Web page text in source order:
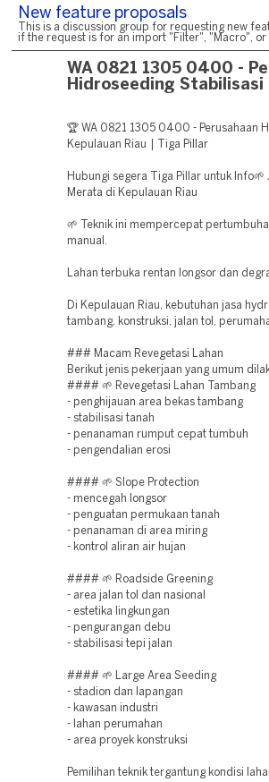
New feature proposals
This is a discussion group for requesting new
if the request is for an import "Filter", "Macro", or
WA 0821 1305 0400 -
Hidroseeding Stabilisasi
🏆 WA 0821 1305 0400 - Perusahaan
Kepulauan Riau | Tiga Pillar
Hubungi segera Tiga Pillar untuk
Merata di Kepulauan Riau
🌱 Teknik ini mempercepat
manual.
Lahan terbuka rentan longsor dan
Di Kepulauan Riau, kebutuhan jasa
tambang, konstruksi, jalan tol,
### Macam Revegetasi Lahan
Berikut jenis pekerjaan yang umum
#### 🌱 Revegetasi Lahan Tambang
- penghijauan area bekas tambang
- stabilisasi tanah
- penanaman rumput cepat tumbuh
- pengendalian erosi
#### 🌱 Slope Protection
- mencegah longsor
- penguatan permukaan tanah
- penanaman di area miring
- kontrol aliran air hujan
#### 🌱 Roadside Greening
- area jalan tol dan nasional
- estetika lingkungan
- pengurangan debu
- stabilisasi tepi jalan
#### 🌱 Large Area Seeding
- stadion dan lapangan
- kawasan industri
- lahan perumahan
- area proyek konstruksi
Pemilihan teknik tergantung kondisi